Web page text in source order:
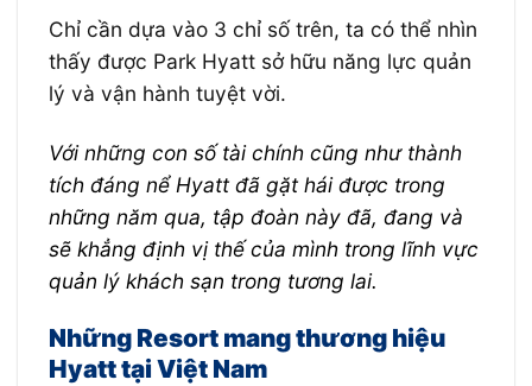
Chỉ cần dựa vào 3 chỉ số trên, ta có thể nhìn
thấy được Park Hyatt sở hữu năng lực quản
lý và vận hành tuyệt vời.
Với những con số tài chính cũng như thành
tích đáng nể Hyatt đã gặt hái được trong
những năm qua, tập đoàn này đã, đang và
sẽ khẳng định vị thế của mình trong lĩnh vực
quản lý khách sạn trong tương lai.
Những Resort mang thương hiệu
Hyatt tại Việt Nam